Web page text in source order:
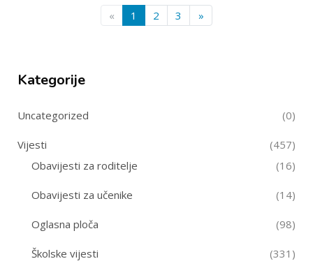
« 1 2 3 »
Kategorije
Uncategorized (0)
Vijesti
(457)
Obavijesti za roditelje
(16)
Obavijesti za učenike (14)
Oglasna ploča (98)
Školske vijesti (331)